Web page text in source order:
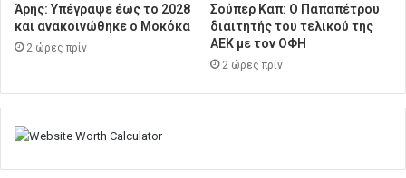
Άρης: Υπέγραψε έως το 2028
και ανακοινώθηκε ο Μοκόκα
2 ώρες πρίν
Σούπερ Καπ: Ο Παπαπέτρου
διαιτητής του τελικού της
ΑΕΚ με τον ΟΦΗ
2 ώρες πρίν